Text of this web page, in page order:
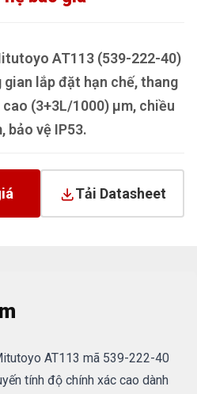
AT113 (539-222-40)
lắp đặt hạn chế, thang
(3+3L/1000) µm, chiều
bảo vệ IP53.
Tải Datasheet
AT113 mã 539-222-40
tính độ chính xác cao dành